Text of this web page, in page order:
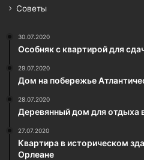
Советы
30.07.2020
Особняк с квартирой для
29.07.2020
Дом на побережье
28.07.2020
Деревянный дом для отдыха
27.07.2020
Квартира в историческом
Орлеане